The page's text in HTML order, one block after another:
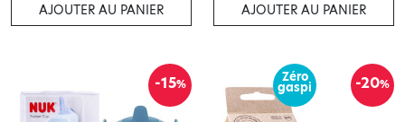
AJOUTER AU PANIER AJOUTER AU PANIER
-15% -20%
Zéro
gaspi